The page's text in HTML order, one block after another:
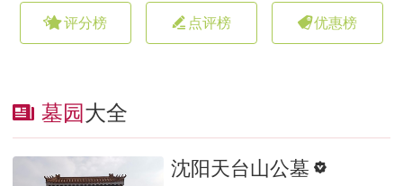
评分榜 点评榜 优惠榜
墓园大全
沈阳天台山公墓